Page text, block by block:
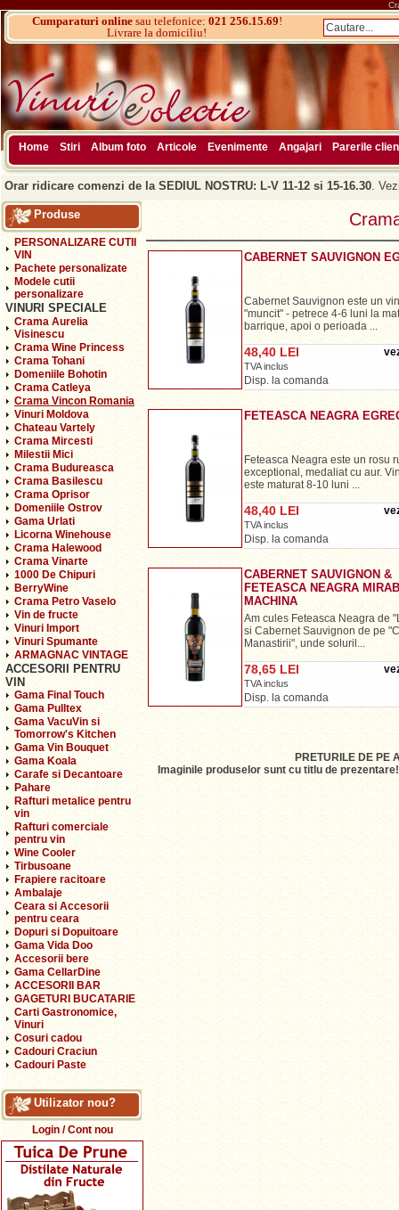
Cumparaturi onlinesau telefonice: 021 256.15.69!
Livrare la domiciliu!
Home Stiri Album foto Articole Evenimente Angajari Parerile
Orar ridicare comenzi de la SEDIUL NOSTRU: L-V 11-12 si 15-16.30.
Produse
PERSONALIZARE CUTII
VIN
Pachete personalizate
Modele cutii
personalizare
VINURI SPECIALE
Crama Aurelia
Visinescu
Crama Wine Princess
Crama Tohani
Domeniile Bohotin
Crama Catleya
Crama Vincon Romania
Vinuri Moldova
Chateau Vartely
Crama Mircesti
Milestii Mici
Crama Budureasca
Crama Basilescu
Crama Oprisor
Domeniile Ostrov
Gama Urlati
Licorna Winehouse
Crama Halewood
Crama Vinarte
1000 De Chipuri
BerryWine
Crama Petro Vaselo
Vin de fructe
Vinuri Import
Vinuri Spumante
ARMAGNAC VINTAGE
ACCESORII PENTRU
VIN
Gama Final Touch
Gama Pulltex
Gama VacuVin si
Tomorrow's Kitchen
Gama Vin Bouquet
Gama Koala
Carafe si Decantoare
Pahare
Rafturi metalice pentru
vin
Rafturi comerciale
pentru vin
Wine Cooler
Tirbusoane
Frapiere racitoare
Ambalaje
Ceara si Accesorii
pentru ceara
Dopuri si Dopuitoare
Gama Vida Doo
Accesorii bere
Gama CellarDine
ACCESORII BAR
GAGETURI BUCATARIE
Carti Gastronomice,
Vinuri
Cosuri cadou
Cadouri Craciun
Cadouri Paste
Utilizator nou?
Login / Cont nou
CABERNET SAUVIGNON
Cabernet Sauvignon este un vin
"muncit" - petrece 4-6 luni la
barrique, apoi o perioada ...
48,40 LEI
TVA inclus
Disp. la comanda
FETEASCA NEAGRA
Feteasca Neagra este un rosu
exceptional, medaliat cu aur.
este maturat 8-10 luni ...
48,40 LEI
TVA inclus
Disp. la comanda
CABERNET SAUVIGNON &
FETEASCA NEAGRA
MACHINA
Am cules Feteasca Neagra de
si Cabernet Sauvignon de pe
Manastirii", unde soluril...
78,65 LEI
TVA inclus
Disp. la comanda
PRETURILE DE PE
Imaginile produselor sunt cu titlu de